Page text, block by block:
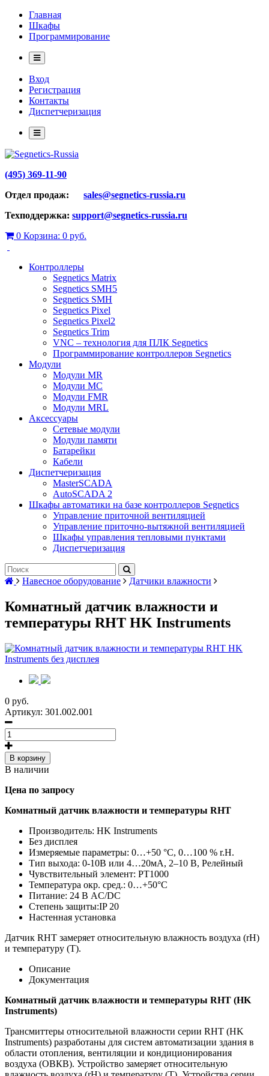
Главная
Шкафы
Программирование
Вход
Регистрация
Контакты
Диспетчеризация
(495) 369-11-90
Отдел продаж: sales@segnetics-russia.ru
Техподдержка: support@segnetics-russia.ru
0 Корзина: 0 руб.
Контроллеры
Segnetics Matrix
Segnetics SMH5
Segnetics SMH
Segnetics Pixel
Segnetics Pixel2
Segnetics Trim
VNC – технология для ПЛК Segnetics
Программирование контроллеров Segnetics
Модули
Модули MR
Модули MC
Модули FMR
Модули MRL
Аксеcсуары
Сетевые модули
Модули памяти
Батарейки
Кабели
Диспетчеризация
MasterSCADA
AutoSCADA 2
Шкафы автоматики на базе контроллеров Segnetics
Управление приточной вентиляцией
Управление приточно-вытяжной вентиляцией
Шкафы управления тепловыми пунктами
Диспетчеризация
Навесное оборудование Датчики влажности
Комнатный датчик влажности и
температуры RHT HK Instruments
0 руб.
Артикул: 301.002.001
В корзину
В наличии
Цена по запросу
Комнатный датчик влажности и температуры RHT
Производитель: HK Instruments
Без дисплея
Измеряемые параметры: 0…+50 °C, 0…100 % r.H.
Тип выхода: 0-10В или 4…20мА, 2–10 В, Релейный
Чувствительный элемент: PT1000
Температура окр. сред.: 0…+50°C
Питание: 24 В AC/DC
Степень защиты:IP 20
Настенная установка
Датчик RHT замеряет относительную влажность воздуха (rH)
и температуру (T).
Описание
Документация
Комнатный датчик влажности и температуры RHT (HK
Instruments)
Трансмиттеры относительной влажности серии RHT (HK
Instruments) разработаны для систем автоматизации здания в
области отопления, вентиляции и кондиционирования
воздуха (ОВКВ). Устройство замеряет относительную